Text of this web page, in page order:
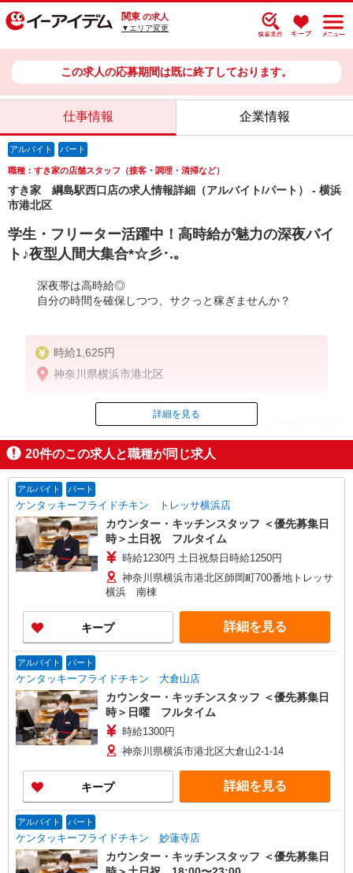
関東 の求人
▼エリア変更
この求人の応募期間は既に終了しております。
仕事情報 企業情報
アルバイト パート
職種：すき家の店舗スタッフ（接客・調理・清掃など）
すき家 綱島駅西口店の求人情報詳細（アルバイト/パート） - 横浜
市港北区
学生・フリーター活躍中！高時給が魅力の深夜バイ
ト♪夜型人間大集合*☆彡･.｡
深夜帯は高時給◎
自分の時間を確保しつつ、サクっと稼ぎませんか？
時給1,625円
神奈川県横浜市港北区
ID：AE0518310488
掲載期間終了
詳細を見る
20件のこの求人と職種が同じ求人
アルバイト パート
ケンタッキーフライドチキン トレッサ横浜店
カウンター・キッチンスタッフ ＜優先募集日
時＞土日祝 フルタイム
時給1230円 土日祝祭日時給1250円
神奈川県横浜市港北区師岡町700番地トレッサ
横浜 南棟
キープ 詳細を見る
アルバイト パート
ケンタッキーフライドチキン 大倉山店
カウンター・キッチンスタッフ ＜優先募集日
時＞日曜 フルタイム
時給1300円
神奈川県横浜市港北区大倉山2-1-14
キープ 詳細を見る
アルバイト パート
ケンタッキーフライドチキン 妙蓮寺店
カウンター・キッチンスタッフ ＜優先募集日